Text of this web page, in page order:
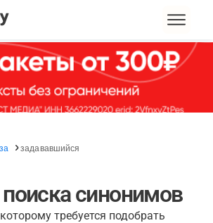
за задававшийся
синонимов
требуется подобрать